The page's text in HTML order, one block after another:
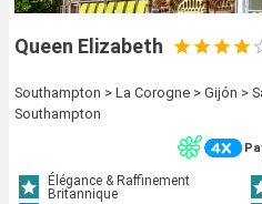
Queen Elizabeth
Southampton > La Corogne > Gijón >
Southampton
Élégance & Raffinement
Britannique